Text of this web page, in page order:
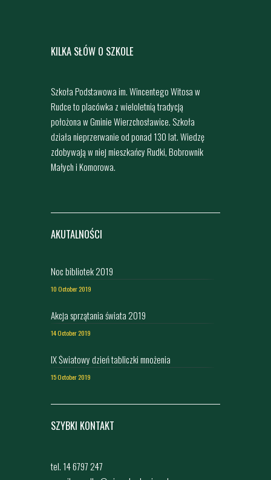
KILKA SŁÓW O SZKOLE
Szkoła Podstawowa im. Wincentego Witosa w
Rudce to placówka z wieloletnią tradycją
położona w Gminie Wierzchosławice. Szkoła
działa nieprzerwanie od ponad 130 lat. Wiedzę
zdobywają w niej mieszkańcy Rudki, Bobrownik
Małych i Komorowa.
AKUTALNOŚCI
Noc bibliotek 2019
10 October 2019
Akcja sprzątania świata 2019
14 October 2019
IX Światowy dzień tabliczki mnożenia
15 October 2019
SZYBKI KONTAKT
tel. 14 6797 247